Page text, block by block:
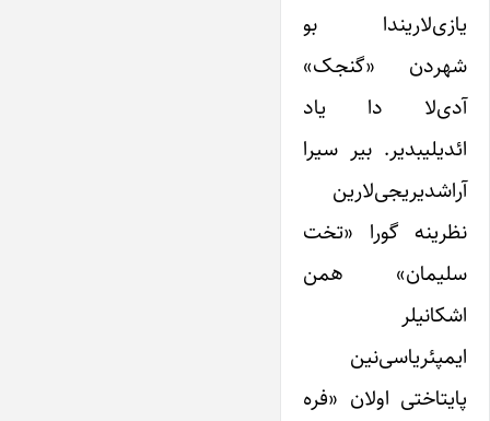
یازی‌‌لاریندا بو
شهردن «گنجک»
آدی‌لا دا یاد
ائدیلیبدیر. بیر سیرا
آراشدیریجی‌لارین
نظرینه گورا «تخت
سلیمان» همن
اشکانیلر
ایمپئریاسی‌نین
پایتاختی اولان «فره